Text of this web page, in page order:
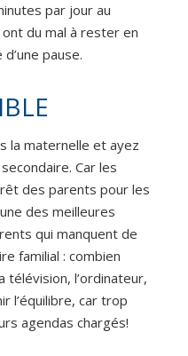
par jour au
du mal à rester en
pause.
la maternelle et ayez
Car les
des parents pour les
des meilleures
qui manquent de
familial : combien
télévision, l’ordinateur,
l’équilibre, car trop
agendas chargés!